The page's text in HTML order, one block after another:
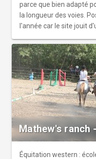
parce que bien adapté
la longueur des voies.
l'année car le site jouit
Mathew's ranch
Équitation western :